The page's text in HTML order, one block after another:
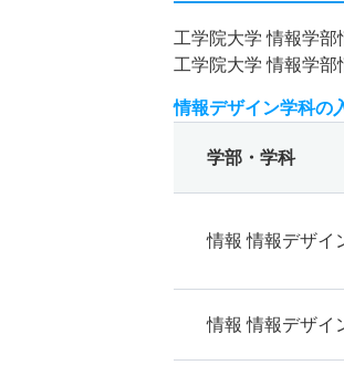
工学院大学 情報学
工学院大学 情報学
情報デザイン学科の
学部・学科
情報 情報デザイ
情報 情報デザイ